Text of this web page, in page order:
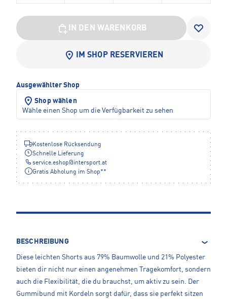
IN DEN WARENKORB
IM SHOP RESERVIEREN
Ausgewählter Shop
Shop wählen
Wähle einen Shop um die Verfügbarkeit zu sehen
Kostenlose Rücksendung
Schnelle Lieferung
service.eshop@ intersport.at
Gratis Abholung im Shop**
BESCHREIBUNG
Diese leichten Shorts aus 79% Baumwolle und 21% Polyester
bieten dir nicht nur einen angenehmen Tragekomfort, sondern
auch die Flexibilität, die du brauchst, um aktiv zu sein. Der
Gummibund mit Kordeln sorgt dafür, dass sie perfekt sitzen